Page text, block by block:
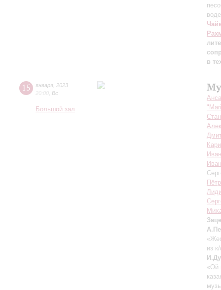
в
15 января 2023
20:00 Вс
Большой зал
из
«Ой